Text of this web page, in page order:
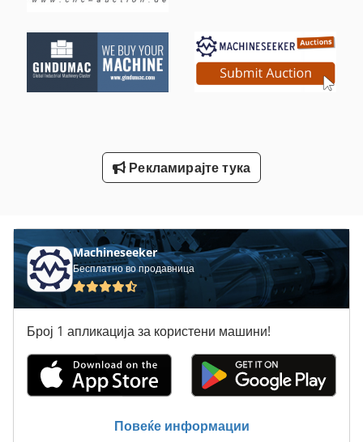
Мерач На Висина
Наклонет Капетан 200 Л
Просечен Дијаметар На Шраф 30 Mm
Рекламирајте тука
Machineseeker
Бесплатно во продавница
Број 1 апликација за користени машини!
Повеќе информации